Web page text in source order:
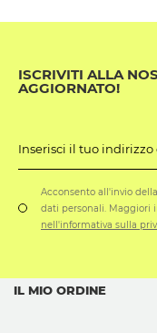
ISCRIVITI ALLA
AGGIORNATO!
Inserisci il tuo indirizzo
Acconsento all'invio
dati personali. Maggiori
nell'informativa sulla
IL MIO ORDINE